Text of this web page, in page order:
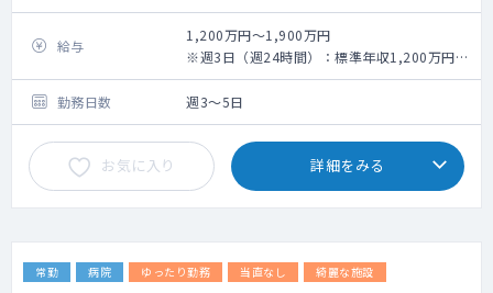
【併設】通所リハビリテーション、メディカ
理学療法士2名、介護福祉士3名、ドライバー
1名、運動療法インストラクター2名
＜オンコール＞
自宅待機
週1～2回、週末2～3回ほどお願いさせていた
だけると有難いです（応相談、現在は院長の
師を募集
【業務内容】
訪問診療、書類作成、訪問診療に付随する業
務等 ※一部外来業務をお願いする可能性が
ございます。
訪問の際は事務アシスタントが同行し運転も
いたします。そのほかの業務サポートもしま
す。
10:00 横浜院にご出勤 アシスタントが訪
給与
1,200万円～1,900万円
※週3日（週24時間）：標準年収1,200万円
～、週4日（週32時間）：標準年収1,600万円
～、週5日（週40時間）：標準年収1,900万円
～
勤務日数 週3～5日
お気に入り 詳細をみる
常勤 病院 ゆったり勤務 当直なし 綺麗な施設